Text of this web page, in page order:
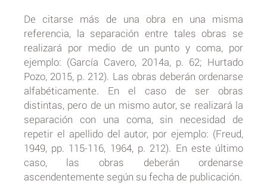
De citarse más de una obra en una misma
referencia, la separación entre tales obras se
realizará por medio de un punto y coma, por
ejemplo: (García Cavero, 2014a, p. 62; Hurtado
Pozo, 2015, p. 212). Las obras deberán ordenarse
alfabéticamente. En el caso de ser obras
distintas, pero de un mismo autor, se realizará la
separación con una coma, sin necesidad de
repetir el apellido del autor, por ejemplo: (Freud,
1949, pp. 115-116, 1964, p. 212). En este último
caso, las obras deberán ordenarse
ascendentemente según su fecha de publicación.